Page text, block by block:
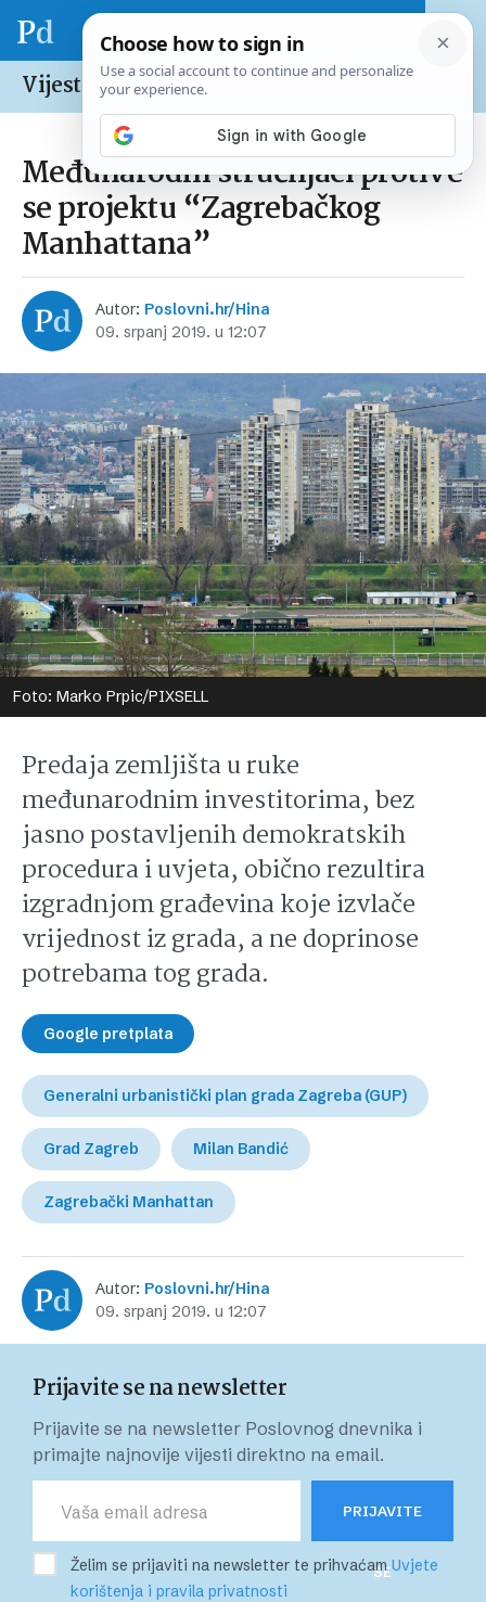
Vijesti /Hrvatska
Međunarodni stručnjaci protive
se projektu “Zagrebačkog
Manhattana”
Autor: Poslovni.hr/Hina
09. srpanj 2019. u 12:07
Foto: Marko Prpic/PIXSELL
Predaja zemljišta u ruke
međunarodnim investitorima, bez
jasno postavljenih demokratskih
procedura i uvjeta, obično rezultira
izgradnjom građevina koje izvlače
vrijednost iz grada, a ne doprinose
potrebama tog grada.
Google pretplata
Generalni urbanistički plan grada Zagreba (GUP)
Grad Zagreb Milan Bandić
Zagrebački Manhattan
Autor: Poslovni.hr/Hina
09. srpanj 2019. u 12:07
Prijavite se na newsletter
Prijavite se na newsletter Poslovnog dnevnika i
primajte najnovije vijesti direktno na email.
PRIJAVITE
SE
Želim se prijaviti na newsletter te prihvaćamUvjete
korištenja i pravila privatnosti